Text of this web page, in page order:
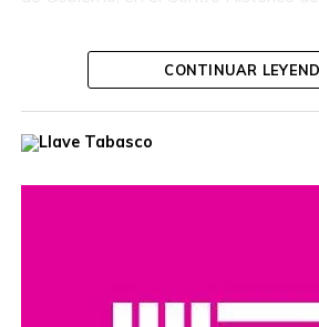
tarde dedicada a la cultura y las
Compartir en:
CONTINUAR